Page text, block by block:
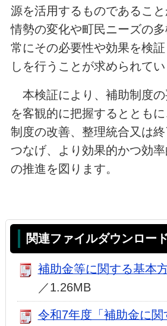
源を活用するものであるこ
情勢の変化や町民ニーズの多
常にその必要性や効果を検
しを行うことが求められてい
本検証により、補助制度の
を客観的に把握するととも
制度の改善、整理統合又は
つなげ、より効果的かつ効
の推進を図ります。
関連ファイルダウンロー
補助金等に関する基本
／1.26MB
令和7年度「補助金に関